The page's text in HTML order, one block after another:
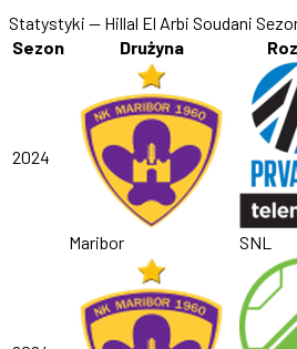
Statystyki — Hillal El Arbi Soudani
Sezon
Drużyna
2024
Maribor
SNL